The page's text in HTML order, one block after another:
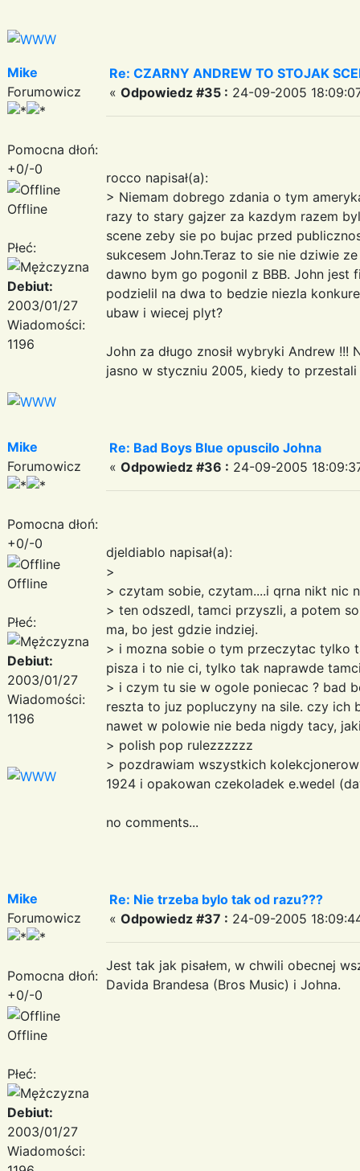
Mike
Forumowicz
Pomocna dłoń:
+0/-0
Offline
Płeć:
Debiut:
2003/01/27
Wiadomości:
1196
Re: CZARNY ANDREW TO STOJAK
« Odpowiedz #35 : 24-09-2005
rocco napisał(a):
> Niemam dobrego zdania o tym
razy to stary gajzer za kazdym razem
scene zeby sie po bujac przed
sukcesem John.Teraz to sie nie dziwie
dawno bym go pogonil z BBB. John jest
podzielil na dwa to bedzie niezla
ubaw i wiecej plyt?
John za długo znosił wybryki Andrew !!!
jasno w styczniu 2005, kiedy to
Mike
Forumowicz
Pomocna dłoń:
+0/-0
Offline
Płeć:
Debiut:
2003/01/27
Wiadomości:
1196
Re: Bad Boys Blue opuscilo Johna
« Odpowiedz #36 : 24-09-2005
djeldiablo napisał(a):
>
> czytam sobie, czytam....i qrna nikt nic
> ten odszedl, tamci przyszli, a potem
ma, bo jest gdzie indziej.
> i mozna sobie o tym przeczytac tylko
pisza i to nie ci, tylko tak naprawde
> i czym tu sie w ogole poniecac ? bad
reszta to juz popluczyny na sile. czy ich
nawet w polowie nie beda nigdy tacy,
> polish pop rulezzzzzz
> pozdrawiam wszystkich
1924 i opakowan czekoladek e.wedel
no comments...
Mike
Forumowicz
Pomocna dłoń:
+0/-0
Offline
Płeć:
Debiut:
2003/01/27
Wiadomości:
Re: Nie trzeba bylo tak od razu???
« Odpowiedz #37 : 24-09-2005
Jest tak jak pisałem, w chwili obecnej
Davida Brandesa (Bros Music) i Johna.